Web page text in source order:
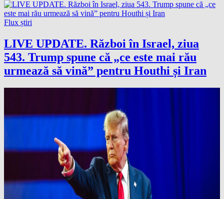
Flux știri
LIVE UPDATE. Război în Israel, ziua
543. Trump spune că „ce este mai rău
urmează să vină” pentru Houthi și Iran